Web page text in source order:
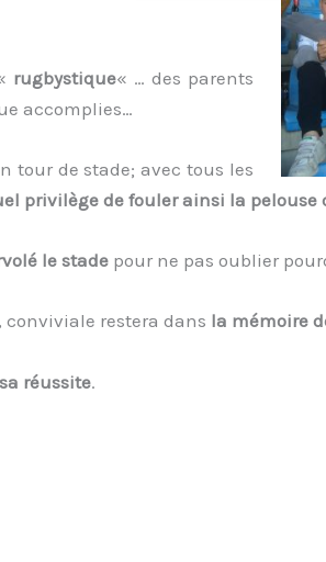
rugbystique« … des parents
accomplies…
tour de stade; avec tous les
privilège de fouler ainsi la pelouse
le stadepour ne pas oublier
conviviale restera dans la mémoire
réussite.